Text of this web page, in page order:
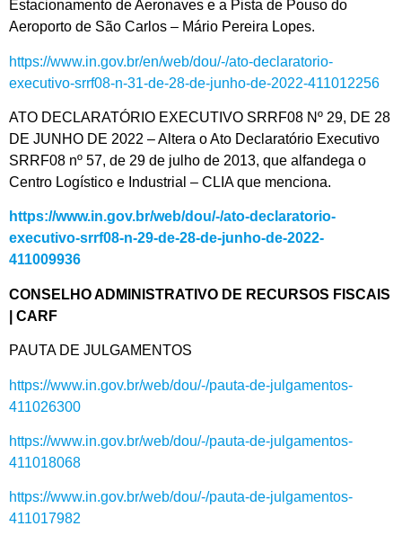
Estacionamento de Aeronaves e a Pista de Pouso do
Aeroporto de São Carlos – Mário Pereira Lopes.
https://www.in.gov.br/en/web/dou/-/ato-declaratorio-
executivo-srrf08-n-31-de-28-de-junho-de-2022-411012256
ATO DECLARATÓRIO EXECUTIVO SRRF08 Nº 29, DE 28
DE JUNHO DE 2022 – Altera o Ato Declaratório Executivo
SRRF08 nº 57, de 29 de julho de 2013, que alfandega o
Centro Logístico e Industrial – CLIA que menciona.
https://www.in.gov.br/web/dou/-/ato-declaratorio-
executivo-srrf08-n-29-de-28-de-junho-de-2022-
411009936
CONSELHO ADMINISTRATIVO DE RECURSOS FISCAIS
| CARF
PAUTA DE JULGAMENTOS
https://www.in.gov.br/web/dou/-/pauta-de-julgamentos-
411026300
https://www.in.gov.br/web/dou/-/pauta-de-julgamentos-
411018068
https://www.in.gov.br/web/dou/-/pauta-de-julgamentos-
411017982